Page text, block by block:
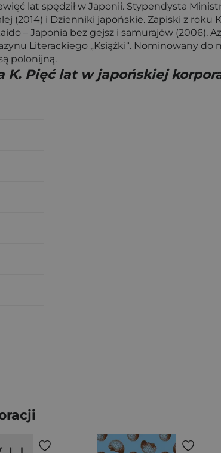
lat spędził w Japonii. Stypendysta
(2014) i Dzienniki japońskie. Zapiski z roku
– Japonia bez gejsz i samurajów (2006),
Literackiego „Książki“. Nominowany
polonijną.
K. Pięć lat w japońskiej